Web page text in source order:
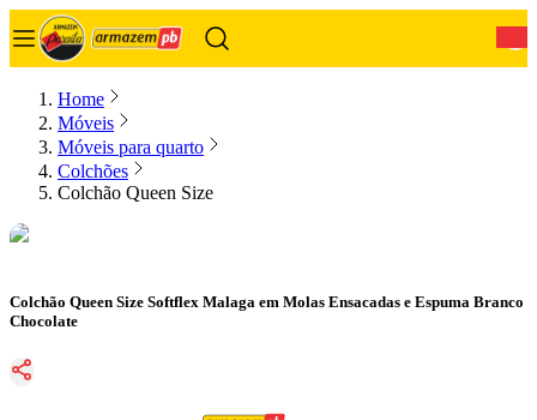
Home
Móveis
Móveis para quarto
Colchões
Colchão Queen Size
Colchão Queen Size Softflex Malaga em Molas Ensacadas e Espuma Branco
Chocolate